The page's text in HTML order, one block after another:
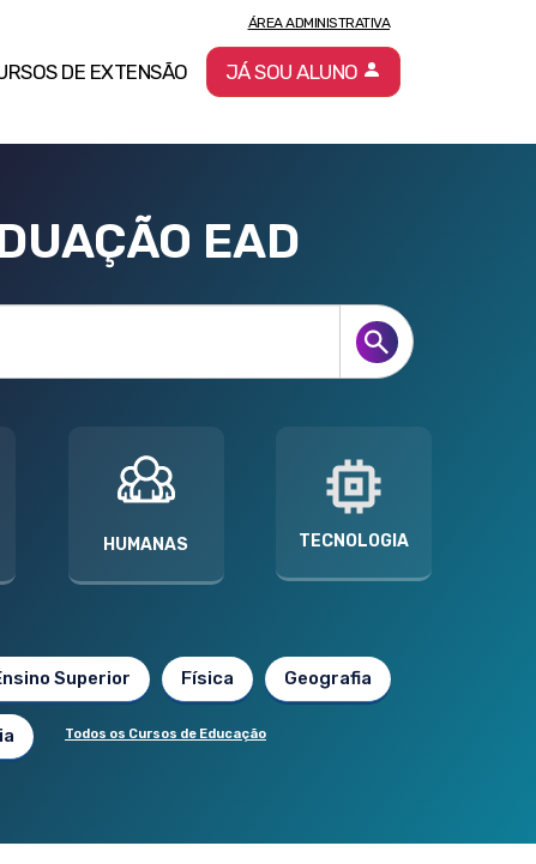
DE EXTENSÃO
ÁREA ADMINISTRATIVA
JÁ SOU ALUNO
EAD
HUMANAS TECNOLOGIA
Superior Física Geografia
Todos os Cursos de Educação